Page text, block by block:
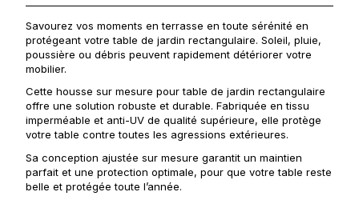
Savourez vos moments en terrasse en toute sérénité en
protégeant votre table de jardin rectangulaire. Soleil, pluie,
poussière ou débris peuvent rapidement détériorer votre
mobilier.
Cette housse sur mesure pour table de jardin rectangulaire
offre une solution robuste et durable. Fabriquée en tissu
imperméable et anti-UV de qualité supérieure, elle protège
votre table contre toutes les agressions extérieures.
Sa conception ajustée sur mesure garantit un maintien
parfait et une protection optimale, pour que votre table reste
belle et protégée toute l’année.